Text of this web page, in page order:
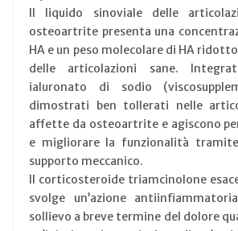
Il liquido sinoviale delle
osteoartrite presenta una
HA e un peso molecolare di HA
delle articolazioni sane.
ialuronato di sodio
dimostrati ben tollerati nelle
affette da osteoartrite e agiscono
e migliorare la funzionalità
supporto meccanico.
Il corticosteroide triamcinolone
svolge un’azione
sollievo a breve termine del dolore